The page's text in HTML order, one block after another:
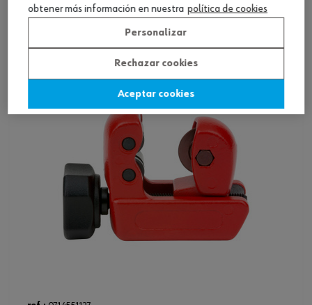
Loading...
Ver producto
obtener más información en nuestra política de cookies
Personalizar
Rechazar cookies
Aceptar cookies